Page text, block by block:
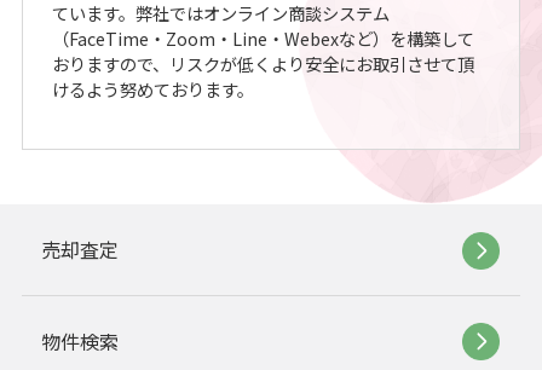
ています。弊社ではオンライン商談システム
（FaceTime・Zoom・Line・Webexなど）を構築して
おりますので、リスクが低くより安全にお取引させて頂
けるよう努めております。
売却査定
物件検索